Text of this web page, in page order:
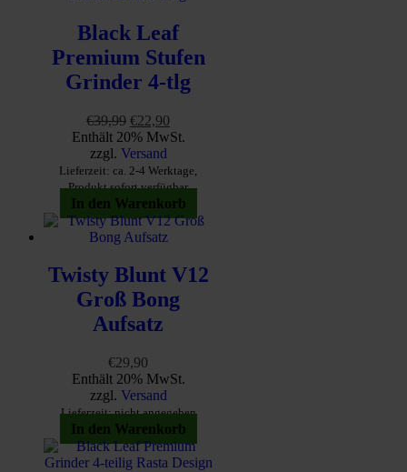
Black Leaf
Premium Stufen
Grinder 4-tlg
€39,99 Ursprünglicher
Preis
war:
€39,99
€22,90
Preis
€22,90.
Enthält 20% MwSt.
zzgl. Versand
Lieferzeit: ca. 2-4 Werktage,
Produkt sofort verfügbar
In den Warenkorb
Twisty Blunt V12
Groß Bong
Aufsatz
€29,90
Enthält 20% MwSt.
zzgl. Versand
Lieferzeit: nicht angegeben
In den Warenkorb